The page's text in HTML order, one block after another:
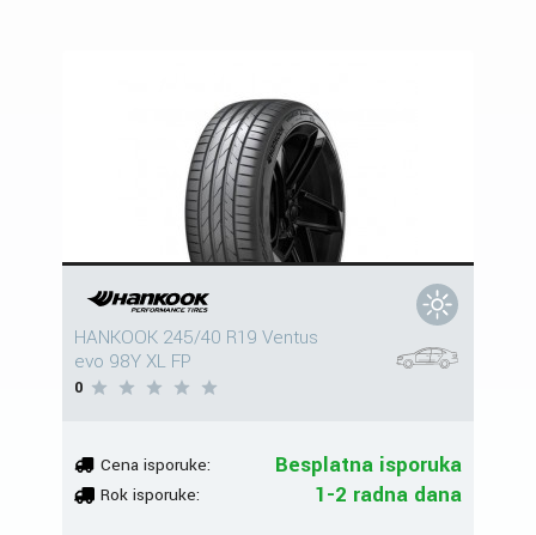
HANKOOK 245/40 R19 Ventus
evo 98Y XL FP
0
Cena isporuke: Besplatna isporuka
Rok isporuke: 1-2 radna dana